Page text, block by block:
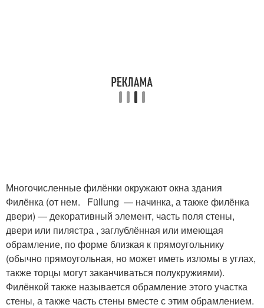
Многочисленные филёнки окружают окна здания
Филёнка (от нем. Füllung — начинка, а также филёнка
двери) — декоративный элемент, часть поля стены,
двери или пилястра , заглублённая или имеющая
обрамление, по форме близкая к прямоугольнику
(обычно прямоугольная, но может иметь изломы в углах,
также торцы могут заканчиваться полукружиями).
Филёнкой также называется обрамление этого участка
стены, а также часть стены вместе с этим обрамлением.